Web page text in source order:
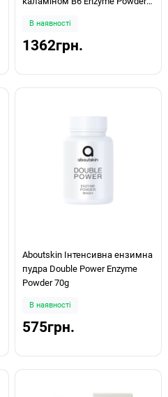
В наявності
1362грн.
Aboutskin Інтенсивна ензимна
пудра Double Power Enzyme
Powder 70g
В наявності
575грн.